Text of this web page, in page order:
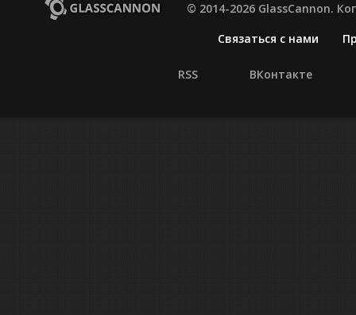
© 2014-2026 GlassCannon.
Связаться с нами
RSS ВКонтакте